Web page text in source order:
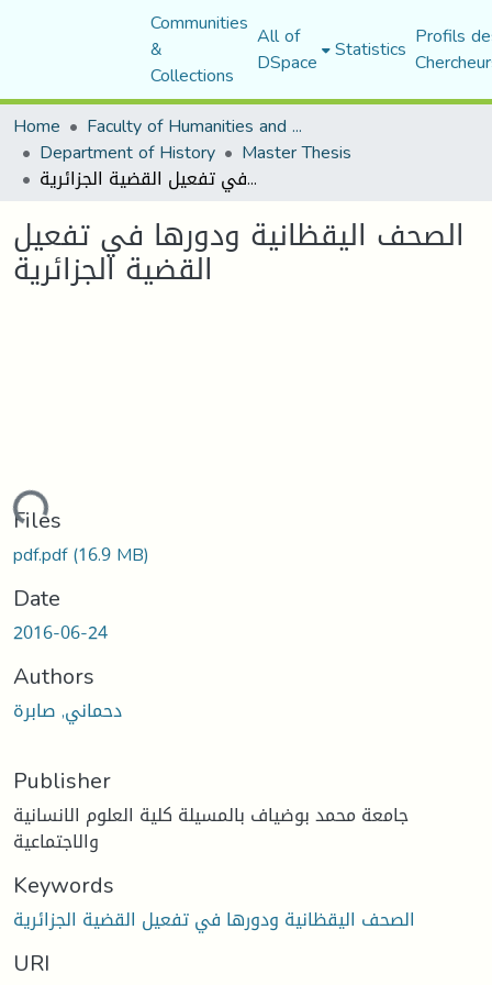
Communities
&
Collections
All of
DSpace Statistics Profils
Home
Faculty of Humanities and Social Sciences
Department of History Master Thesis
الصحف اليقظانية ودورها في تفعيل القضية الجزائرية
الصحف اليقظانية ودورها في تفعيل
القضية الجزائرية
Loading...
Files
pdf.pdf(16.9 MB)
Date
2016-06-24
Authors
دحماني, صابرة
Publisher
جامعة محمد بوضياف بالمسيلة كلية العلوم الانسانية
والاجتماعية
Keywords
الصحف اليقظانية ودورها في تفعيل القضية الجزائرية
URI